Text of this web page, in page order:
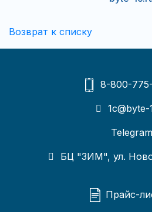
Возврат к списку
8-800-
1c@byte-
Telegram
БЦ "ЗИМ", ул.
Прайс-